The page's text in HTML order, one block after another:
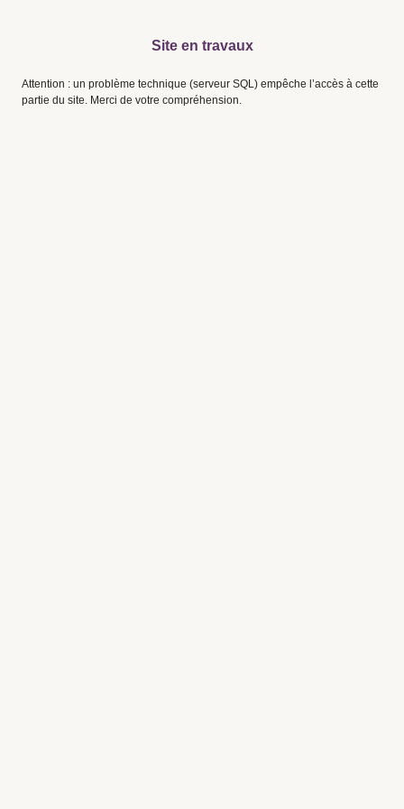
Site en travaux
Attention : un problème technique (serveur SQL) empêche l’accès à cette
partie du site. Merci de votre compréhension.